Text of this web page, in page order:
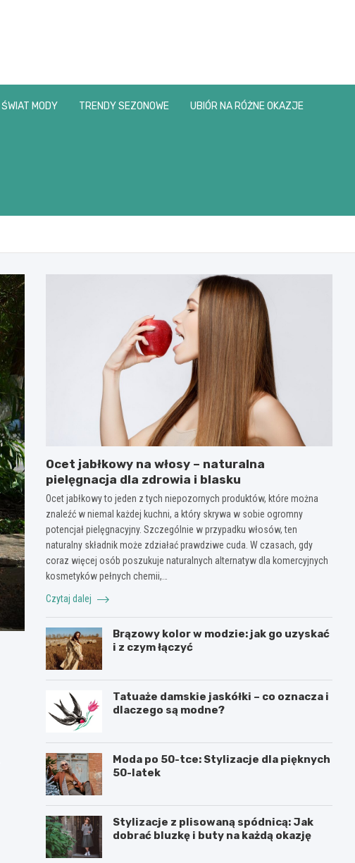
ŚWIAT MODY TRENDY SEZONOWE UBIÓR NA RÓŻNE OKAZJE
Ocet jabłkowy na włosy – naturalna
pielęgnacja dla zdrowia i blasku
Ocet jabłkowy to jeden z tych niepozornych produktów, które można
znaleźć w niemal każdej kuchni, a który skrywa w sobie ogromny
potencjał pielęgnacyjny. Szczególnie w przypadku włosów, ten
naturalny składnik może zdziałać prawdziwe cuda. W czasach, gdy
coraz więcej osób poszukuje naturalnych alternatyw dla komercyjnych
kosmetyków pełnych chemii,…
Czytaj dalej
Brązowy kolor w modzie: jak go uzyskać
i z czym łączyć
Tatuaże damskie jaskółki – co oznacza i
dlaczego są modne?
Moda po 50-tce: Stylizacje dla pięknych
50-latek
Stylizacje z plisowaną spódnicą: Jak
dobrać bluzkę i buty na każdą okazję